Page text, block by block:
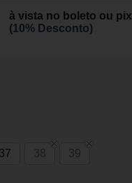
à vista no boleto ou pix
(10% Desconto)
37 38 39